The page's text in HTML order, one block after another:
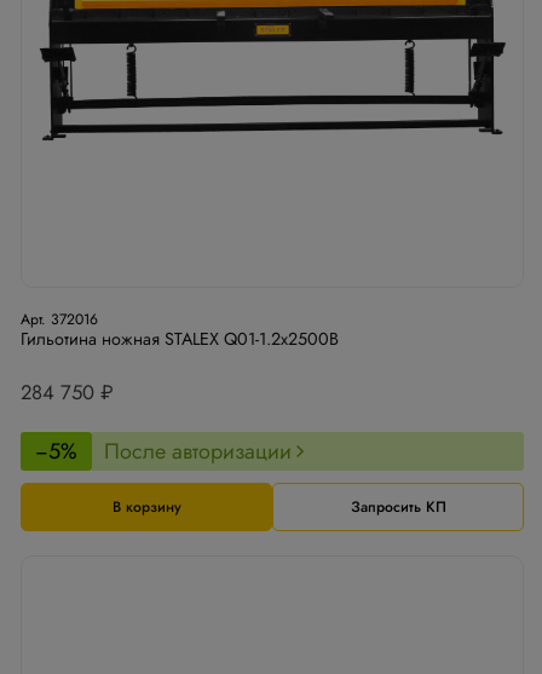
Арт. 372016
Гильотина ножная STALEX Q01-1.2x2500B
284 750 ₽
−5% После авторизации
В корзину Запросить КП